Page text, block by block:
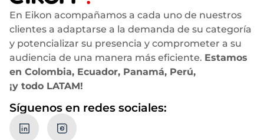
En Eikon acompañamos a cada uno de nuestros
clientes a adaptarse a la demanda de su categoría
y potencializar su presencia y comprometer a su
audiencia de una manera más eficiente. Estamos
en Colombia, Ecuador, Panamá, Perú,
¡y todo LATAM!
Síguenos en redes sociales: